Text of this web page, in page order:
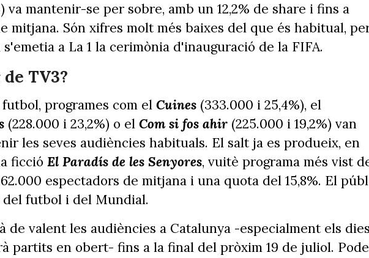
va mantenir-se per sobre, amb un 12,2% de share i fins a
mitjana. Són xifres molt més baixes del que és habitual,
a La 1 la cerimònia d'inauguració de la FIFA.
TV3?
programes com el Cuines (333.000 i 25,4%), el
(228.000 i 23,2%) o el Com si fos ahir (225.000 i 19,2%) van
les seves audiències habituals. El salt ja es produeix, en
ficció El Paradís de les Senyores, vuitè programa més vist
espectadors de mitjana i una quota del 15,8%. El
futbol i del Mundial.
de valent les audiències a Catalunya -especialment els
partits en obert- fins a la final del pròxim 19 de juliol.